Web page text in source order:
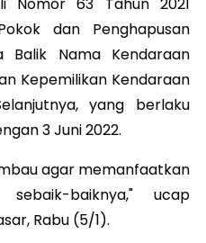
dan Penghapusan
Balik Nama Kendaraan
Kepemilikan Kendaraan
yang berlaku
3 Juni 2022.
agar memanfaatkan
baiknya," ucap
Rabu (5/1).